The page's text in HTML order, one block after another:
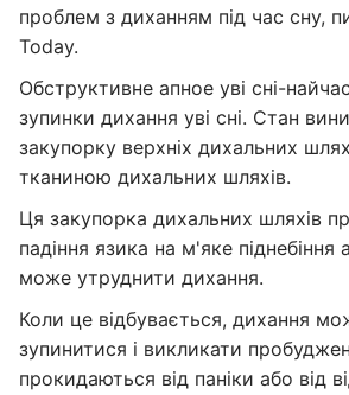
проблем з диханням під час сну,
Today.
Обструктивне апное уві сні-
зупинки дихання уві сні. Стан
закупорку верхніх дихальних
тканиною дихальних шляхів.
Ця закупорка дихальних шляхів
падіння язика на м'яке
може утруднити дихання.
Коли це відбувається, дихання
зупинитися і викликати
прокидаються від паніки або від